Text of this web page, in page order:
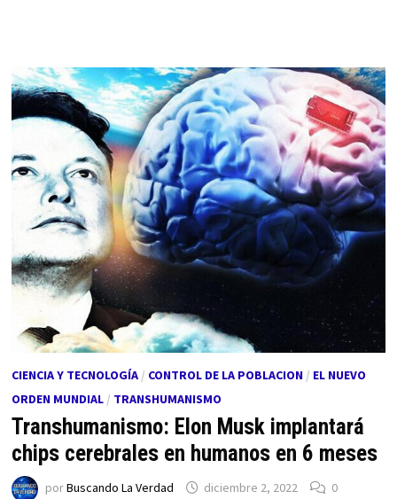
CIENCIA Y TECNOLOGÍA/ CONTROL DE LA POBLACION/ EL NUEVO
ORDEN MUNDIAL/ TRANSHUMANISMO
Transhumanismo: Elon Musk implantará
chips cerebrales en humanos en 6 meses
porBuscando La Verdad diciembre 2, 2022 0